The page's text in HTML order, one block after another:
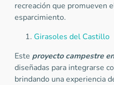
recreación que promueven
esparcimiento.
Girasoles del Castillo
Este proyecto campestre
diseñadas para integrarse
brindando una experiencia